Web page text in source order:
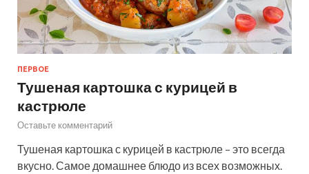
ПЕРВОЕ
Тушеная картошка с курицей в
кастрюле
Оставьте комментарий
Тушеная картошка с курицей в кастрюле – это всегда
вкусно. Самое домашнее блюдо из всех возможных.